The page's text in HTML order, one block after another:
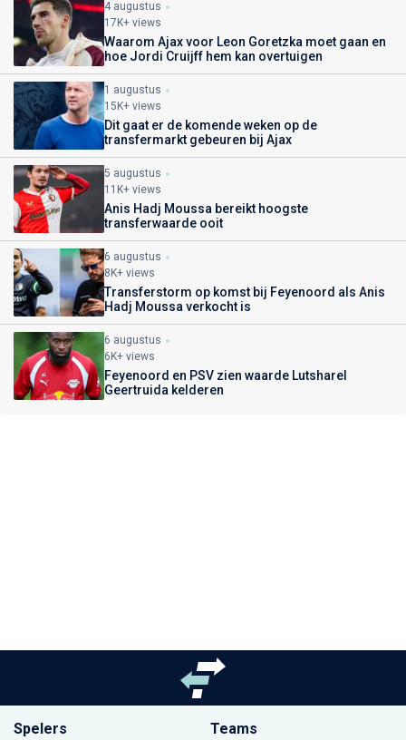
4 augustus
17K+ views
Waarom Ajax voor Leon Goretzka moet gaan en
hoe Jordi Cruijff hem kan overtuigen
1 augustus
15K+ views
Dit gaat er de komende weken op de
transfermarkt gebeuren bij Ajax
5 augustus
11K+ views
Anis Hadj Moussa bereikt hoogste
transferwaarde ooit
6 augustus
8K+ views
Transferstorm op komst bij Feyenoord als Anis
Hadj Moussa verkocht is
6 augustus
6K+ views
Feyenoord en PSV zien waarde Lutsharel
Geertruida kelderen
Spelers Teams